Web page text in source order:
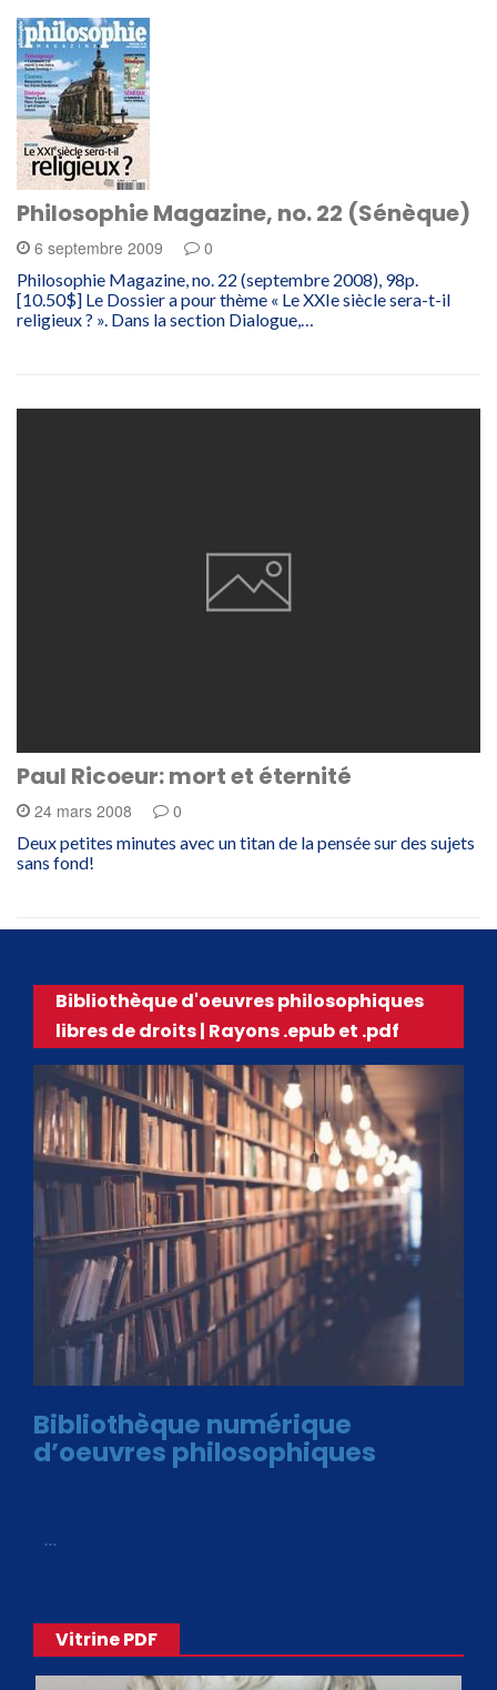
Philosophie Magazine, no. 22 (Sénèque)
6 septembre 2009 0
Philosophie Magazine, no. 22 (septembre 2008), 98p.
[10.50$] Le Dossier a pour thème « Le XXIe siècle sera-t-il
religieux ? ». Dans la section Dialogue,…
Paul Ricoeur: mort et éternité
24 mars 2008 0
Deux petites minutes avec un titan de la pensée sur des sujets
sans fond!
Bibliothèque d'oeuvres philosophiques
libres de droits | Rayons .epub et .pdf
Bibliothèque numérique
d’oeuvres philosophiques
…
Vitrine PDF